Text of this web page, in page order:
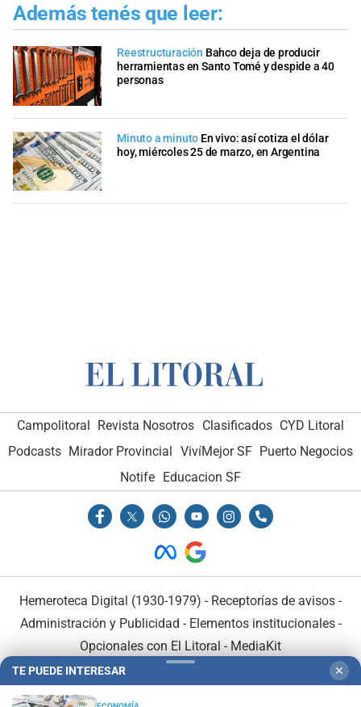
Además tenés que leer:
Reestructuración Bahco deja de producir
herramientas en Santo Tomé y despide a 40
personas
Minuto a minuto En vivo: así cotiza el dólar
hoy, miércoles 25 de marzo, en Argentina
Campolitoral Revista Nosotros Clasificados CYD Litoral
Podcasts Mirador Provincial VivíMejor SF Puerto Negocios
Notife Educacion SF
Hemeroteca Digital (1930-1979) - Receptorías de avisos -
Administración y Publicidad - Elementos institucionales-
Opcionales con El Litoral - MediaKit
TE PUEDE INTERESAR ✕